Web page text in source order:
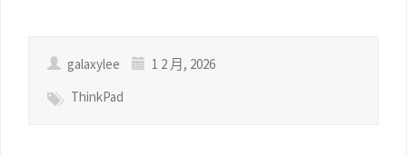
galaxylee
1 2 月, 2026
ThinkPad